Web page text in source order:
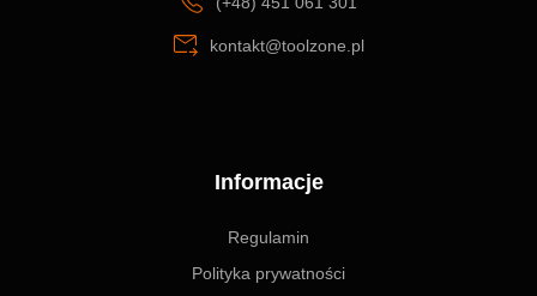
kontakt@toolzone.pl
Informacje
Regulamin
Polityka prywatności